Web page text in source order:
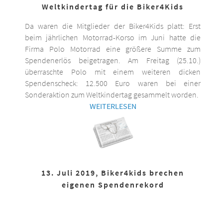
Weltkindertag für die Biker4Kids
Da waren die Mitglieder der Biker4Kids platt: Erst
beim jährlichen Motorrad-Korso im Juni hatte die
Firma Polo Motorrad eine größere Summe zum
Spendenerlös beigetragen. Am Freitag (25.10.)
überraschte Polo mit einem weiteren dicken
Spendenscheck: 12.500 Euro waren bei einer
Sonderaktion zum Weltkindertag gesammelt worden.
WEITERLESEN
13. Juli 2019, Biker4kids brechen
eigenen Spendenrekord